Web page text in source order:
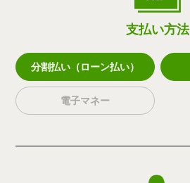
支払い方法
分割払い（ローン払い）
電子マネー